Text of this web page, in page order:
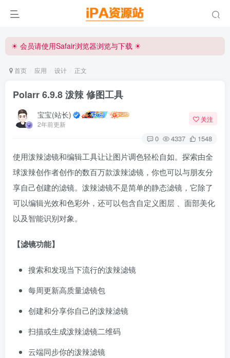
☀ 会员请使用Safair浏览器浏览与下载 ☀
☀ 会员请使用Safair浏览器浏览与下载 ☀
首页 应用 设计 正文
Polarr 6.9.8 泼辣 修图工具
宝宝(站长)
2年前更新
关注
0 4337 1548
使用泼辣滤镜和编辑工具让让图片调色轻松自如。探索由全
球泼辣创作者创作的数百万款泼辣滤镜，你也可以与朋友分
享自己创建的滤镜。泼辣滤镜不是简单的静态滤镜，它除了
可以编辑光效和色彩外，还可以包含自定义图层 、面部美化
以及智能识别对象。
【滤镜功能】
搜索和发现当下流行的泼辣滤镜
每周更新高质量滤镜包
创建和分享你自己的泼辣滤镜
扫描或生成泼辣滤镜二维码
云端同步你的泼辣滤镜